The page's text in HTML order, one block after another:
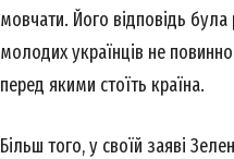
мовчати. Його відповідь
молодих українців не
перед якими стоїть країна.
Більш того, у своїй заяві